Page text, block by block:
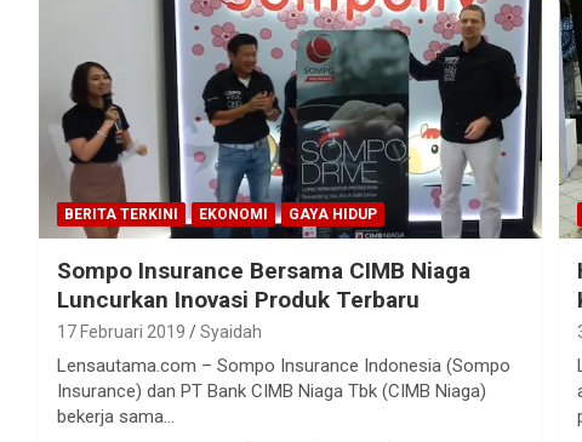
BERITA TERKINI EKONOMI GAYA HIDUP
Sompo Insurance Bersama CIMB Niaga
Luncurkan Inovasi Produk Terbaru
17 Februari 2019 Syaidah
Lensautama.com – Sompo Insurance Indonesia (Sompo
Insurance) dan PT Bank CIMB Niaga Tbk (CIMB Niaga)
bekerja sama…